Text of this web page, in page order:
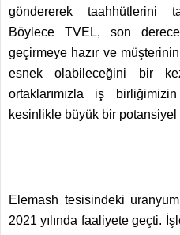
göndererek taahhütlerini
Böylece TVEL, son
geçirmeye hazır ve
esnek olabileceğini bir
ortaklarımızla iş
kesinlikle büyük bir potansiyel
Elemash tesisindeki
2021 yılında faaliyete geçti.